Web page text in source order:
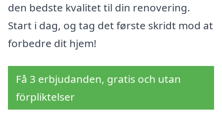
den bedste kvalitet til din renovering.
Start i dag, og tag det første skridt mod at
forbedre dit hjem!
Få 3 erbjudanden, gratis och utan
förpliktelser